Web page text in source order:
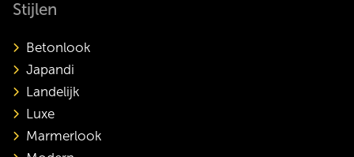
Stijlen
Betonlook
Japandi
Landelijk
Luxe
Marmerlook